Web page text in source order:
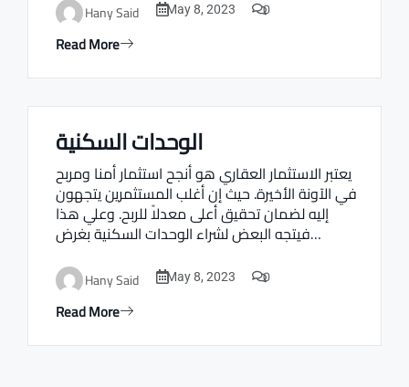
Hany Said May 8, 2023 0
Read More
Real estate Estate ville
الوحدات السكنية
يعتبر الاستثمار العقاري هو أنجح استثمار أمنا ومربح
في الآونة الأخيرة. حيث إن أغلب المستثمرين يتجهون
إليه لضمان تحقيق أعلى معدلاً للربح. وعلي هذا
فيتجه البعض لشراء الوحدات السكنية بغرض…
Hany Said May 8, 2023 0
Read More